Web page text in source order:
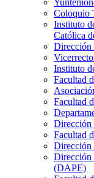
Coloquio
Instituto
Católica
Dirección
Instituto
Facultad
Facultad
Dirección
Facultad
Dirección
Dirección
(DAPE)